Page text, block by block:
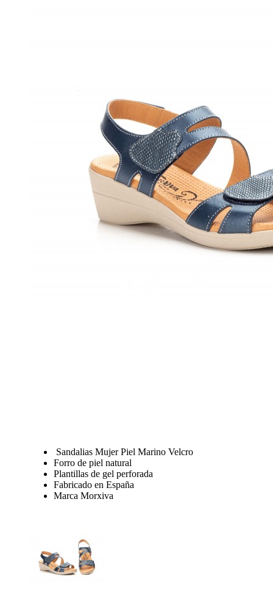
Sandalias Mujer Piel Marino Velcro
Forro de piel natural
Plantillas de gel perforada
Fabricado en España
Marca Morxiva